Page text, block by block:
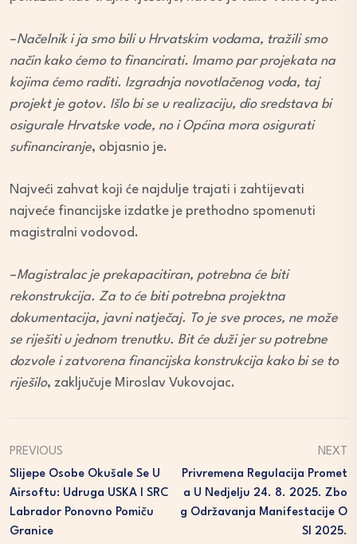
–Načelnik i ja smo bili u Hrvatskim vodama, tražili smo
način kako ćemo to financirati. Imamo par projekata na
kojima ćemo raditi. Izgradnja novotlačenog voda, taj
projekt je gotov. Išlo bi se u realizaciju, dio sredstava bi
osigurale Hrvatske vode, no i Općina mora osigurati
sufinanciranje, objasnio je.
Najveći zahvat koji će najdulje trajati i zahtijevati
najveće financijske izdatke je prethodno spomenuti
magistralni vodovod.
–Magistralac je prekapacitiran, potrebna će biti
rekonstrukcija. Za to će biti potrebna projektna
dokumentacija, javni natječaj. To je sve proces, ne može
se riješiti u jednom trenutku. Bit će duži jer su potrebne
dozvole i zatvorena financijska konstrukcija kako bi se to
riješilo, zaključuje Miroslav Vukovojac.
PREVIOUS
Slijepe Osobe Okušale Se U
Airsoftu: Udruga USKA I SRC
Labrador Ponovno Pomiču
Granice
NEXT
Privremena Regulacija Promet
A U Nedjelju 24. 8. 2025. Zbo
G Održavanja Manifestacije O
SI 2025.